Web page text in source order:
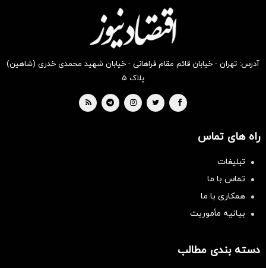
بخر !
بخر !
آدرس: تهران - خیابان قائم مقام فراهانی - خیابان شهید محمدی خدری (شاهین)
پلاک ۵
راه های تماس
تبلیغات
تماس با ما
همکاری با ما
بیانیه مأموریت
دسته بندی مطالب